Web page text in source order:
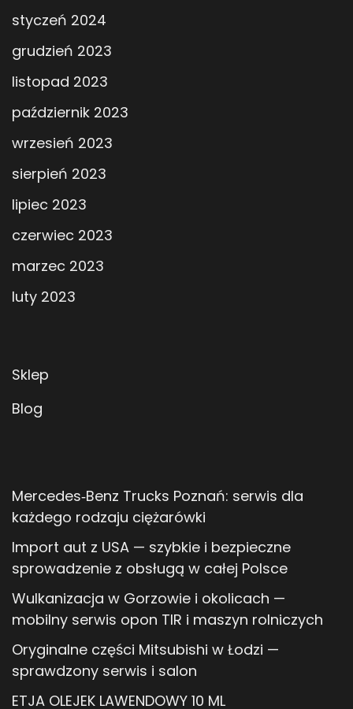
styczeń 2024
grudzień 2023
listopad 2023
październik 2023
wrzesień 2023
sierpień 2023
lipiec 2023
czerwiec 2023
marzec 2023
luty 2023
Sklep
Blog
Mercedes‑Benz Trucks Poznań: serwis dla
każdego rodzaju ciężarówki
Import aut z USA — szybkie i bezpieczne
sprowadzenie z obsługą w całej Polsce
Wulkanizacja w Gorzowie i okolicach —
mobilny serwis opon TIR i maszyn rolniczych
Oryginalne części Mitsubishi w Łodzi —
sprawdzony serwis i salon
ETJA OLEJEK LAWENDOWY 10 ML